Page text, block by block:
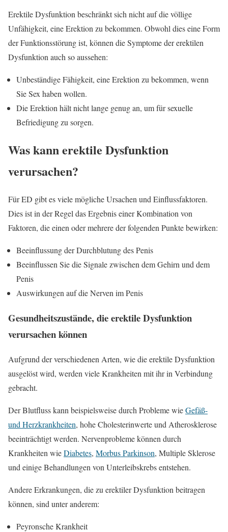
Erektile Dysfunktion beschränkt sich nicht auf die völlige
Unfähigkeit, eine Erektion zu bekommen. Obwohl dies eine Form
der Funktionsstörung ist, können die Symptome der erektilen
Dysfunktion auch so aussehen:
Unbeständige Fähigkeit, eine Erektion zu bekommen, wenn
Sie Sex haben wollen.
Die Erektion hält nicht lange genug an, um für sexuelle
Befriedigung zu sorgen.
Was kann erektile Dysfunktion
verursachen?
Für ED gibt es viele mögliche Ursachen und Einflussfaktoren.
Dies ist in der Regel das Ergebnis einer Kombination von
Faktoren, die einen oder mehrere der folgenden Punkte bewirken:
Beeinflussung der Durchblutung des Penis
Beeinflussen Sie die Signale zwischen dem Gehirn und dem
Penis
Auswirkungen auf die Nerven im Penis
Gesundheitszustände, die erektile Dysfunktion
verursachen können
Aufgrund der verschiedenen Arten, wie die erektile Dysfunktion
ausgelöst wird, werden viele Krankheiten mit ihr in Verbindung
gebracht.
Der Blutfluss kann beispielsweise durch Probleme wieGefäß-
und Herzkrankheiten, hohe Cholesterinwerte und Atherosklerose
beeinträchtigt werden. Nervenprobleme können durch
Krankheiten wieDiabetes, Morbus Parkinson, Multiple Sklerose
und einige Behandlungen von Unterleibskrebs entstehen.
Andere Erkrankungen, die zu erektiler Dysfunktion beitragen
können, sind unter anderem:
Peyronsche Krankheit